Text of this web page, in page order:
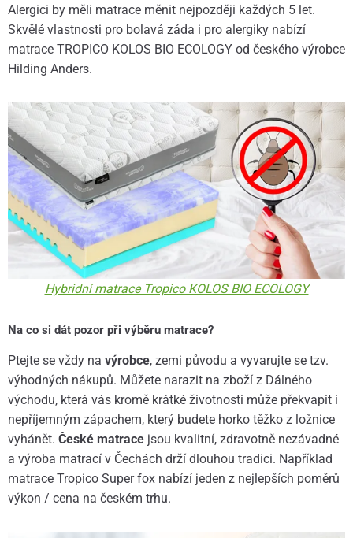
Alergici by měli matrace měnit nejpozději každých 5 let.
Skvělé vlastnosti pro bolavá záda i pro alergiky nabízí
matrace TROPICO KOLOS BIO ECOLOGY od českého výrobce
Hilding Anders.
Hybridní matrace Tropico KOLOS BIO ECOLOGY
Na co si dát pozor při výběru matrace?
Ptejte se vždy na výrobce, zemi původu a vyvarujte se tzv.
výhodných nákupů. Můžete narazit na zboží z Dálného
východu, která vás kromě krátké životnosti může překvapit i
nepříjemným zápachem, který budete horko těžko z ložnice
vyhánět. České matrace jsou kvalitní, zdravotně nezávadné
a výroba matrací v Čechách drží dlouhou tradici. Například
matrace Tropico Super fox nabízí jeden z nejlepších poměrů
výkon / cena na českém trhu.